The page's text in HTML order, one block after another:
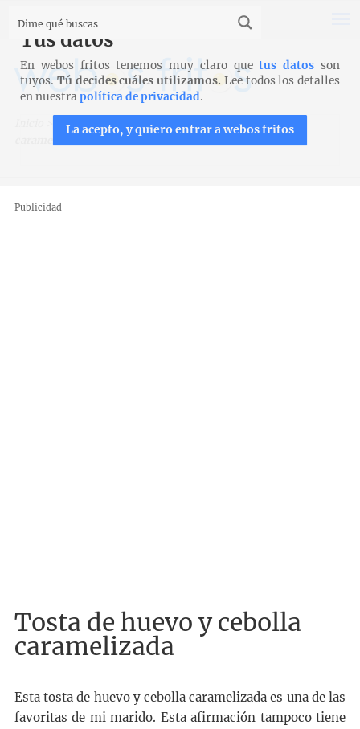
Recetas Huevos >
Tosta de huevo y cebolla
Publicidad
Tosta de huevo y cebolla
caramelizada
Esta tosta de huevo y cebolla caramelizada es una de las
favoritas de mi marido. Esta afirmación tampoco tiene
Tus datos
En webos fritos tenemos muy claro quetus datos son
tuyos. Tú decides cuáles utilizamos. Lee todos los detalles
en nuestrapolítica de privacidad.
La acepto, y quiero entrar a webos fritos